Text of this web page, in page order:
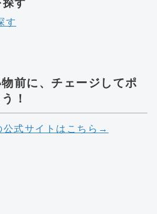
す
す
前に、チェージしてポ
！
式サイトはこちら→